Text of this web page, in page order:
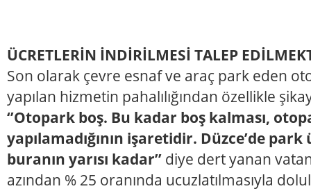
ÜCRETLERİN İNDİRİLMESİ TALEP
Son olarak çevre esnaf ve araç park eden
yapılan hizmetin pahalılığından özellikle
‘’Otopark boş. Bu kadar boş kalması,
yapılamadığının işaretidir. Düzce’de
buranın yarısı kadar’’ diye dert yanan
azından % 25 oranında ucuzlatılmasıyla